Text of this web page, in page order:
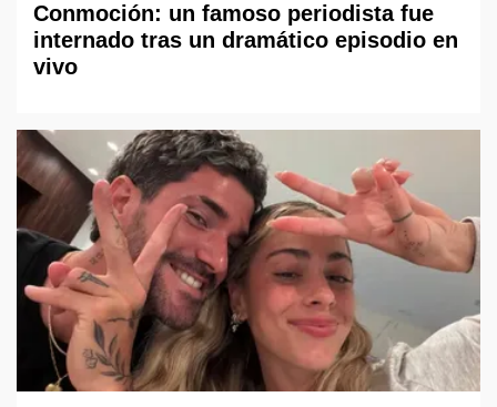
Conmoción: un famoso periodista fue
internado tras un dramático episodio en
vivo